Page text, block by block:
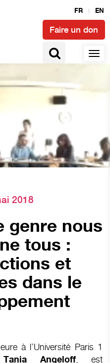
FR EN
Faire un don
2018
genre nous
tous :
et
dans le
à l’Université Paris 1
Tania Angeloff, est